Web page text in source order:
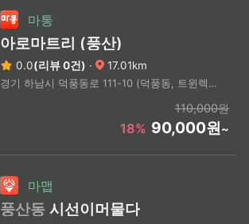
마통
아로마트리 (풍산)
0.0(리뷰 0건) · 17.01km
경기 하남시 덕풍동로 111-10 (덕풍동, 트윈렉스1)
110,000원
18% 90,000원~
마맵
풍산동 시선이머물다